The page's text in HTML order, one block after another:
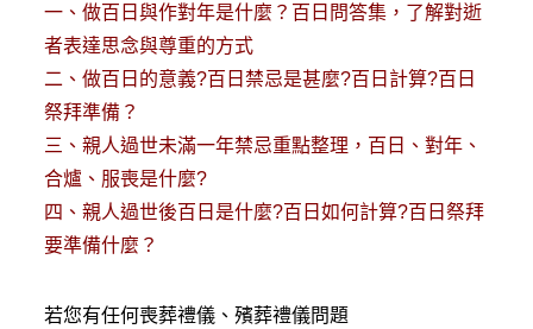
一、 做百日與作對年是什麼？百日問答集，了解對逝
者表達思念與尊重的方式
二、 做百日的意義?百日禁忌是甚麼?百日計算?百日
祭拜準備？
三、 親人過世未滿一年禁忌重點整理，百日、對年、
合爐、服喪是什麼?
四、 親人過世後百日是什麼?百日如何計算?百日祭拜
要準備什麼？
若您有任何 喪葬禮儀、殯葬禮儀問題